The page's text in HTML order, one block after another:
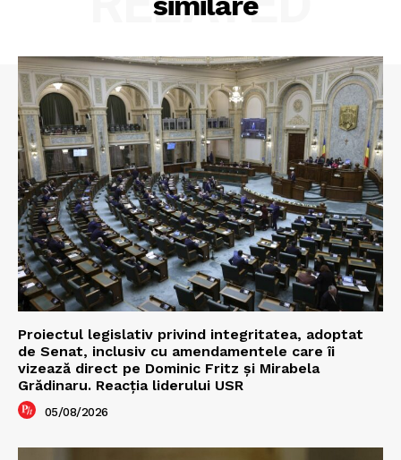
Proiectul legislativ privind integritatea, adoptat
de Senat, inclusiv cu amendamentele care îi
vizează direct pe Dominic Fritz și Mirabela
Grădinaru. Reacția liderului USR
05/08/2026